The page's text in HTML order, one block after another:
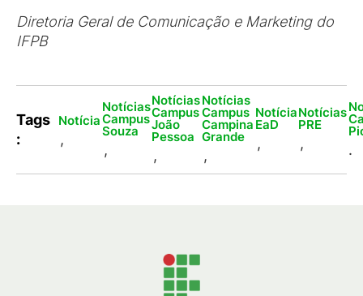
Diretoria Geral de Comunicação e Marketing do
IFPB
Tags
:
Notícia
,
Notícias
Campus
Souza
,
Notícias
Campus
João
Pessoa
,
Notícias
Campus
Campina
Grande
,
Notícia
EaD
,
Notícias
PRE
, .